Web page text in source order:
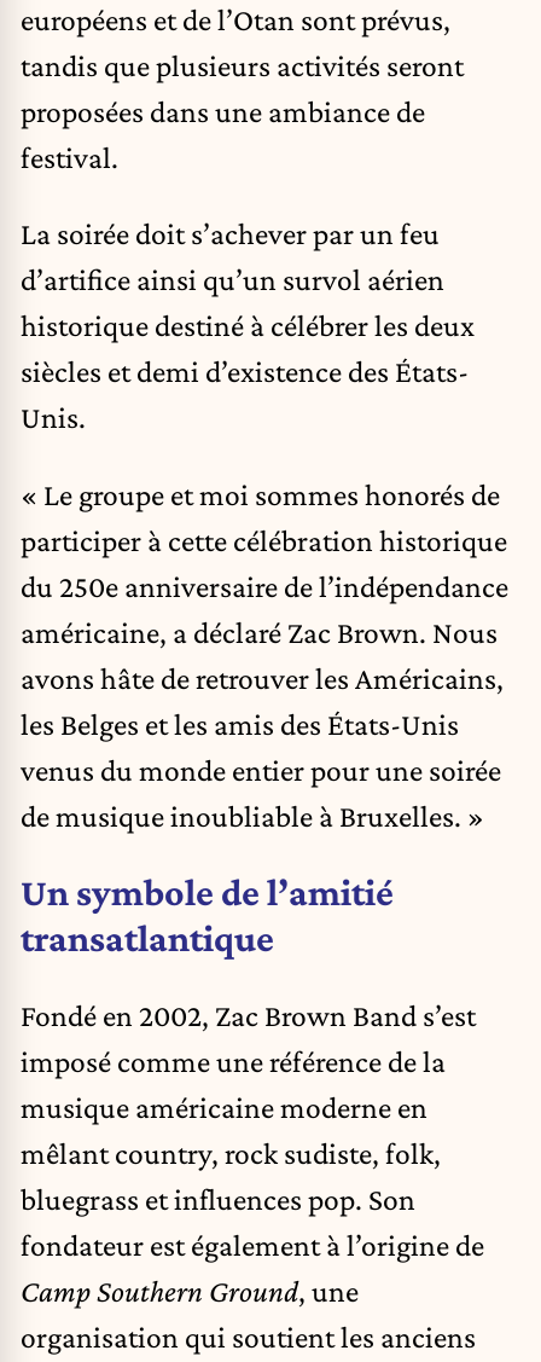
européens et de l’Otan sont prévus,
tandis que plusieurs activités seront
proposées dans une ambiance de
festival.
La soirée doit s’achever par un feu
d’artifice ainsi qu’un survol aérien
historique destiné à célébrer les deux
siècles et demi d’existence des États-
Unis.
« Le groupe et moi sommes honorés de
participer à cette célébration historique
du 250e anniversaire de l’indépendance
américaine, a déclaré Zac Brown. Nous
avons hâte de retrouver les Américains,
les Belges et les amis des États-Unis
venus du monde entier pour une soirée
de musique inoubliable à Bruxelles. »
Un symbole de l’amitié
transatlantique
Fondé en 2002, Zac Brown Band s’est
imposé comme une référence de la
musique américaine moderne en
mêlant country, rock sudiste, folk,
bluegrass et influences pop. Son
fondateur est également à l’origine de
Camp Southern Ground, une
organisation qui soutient les anciens